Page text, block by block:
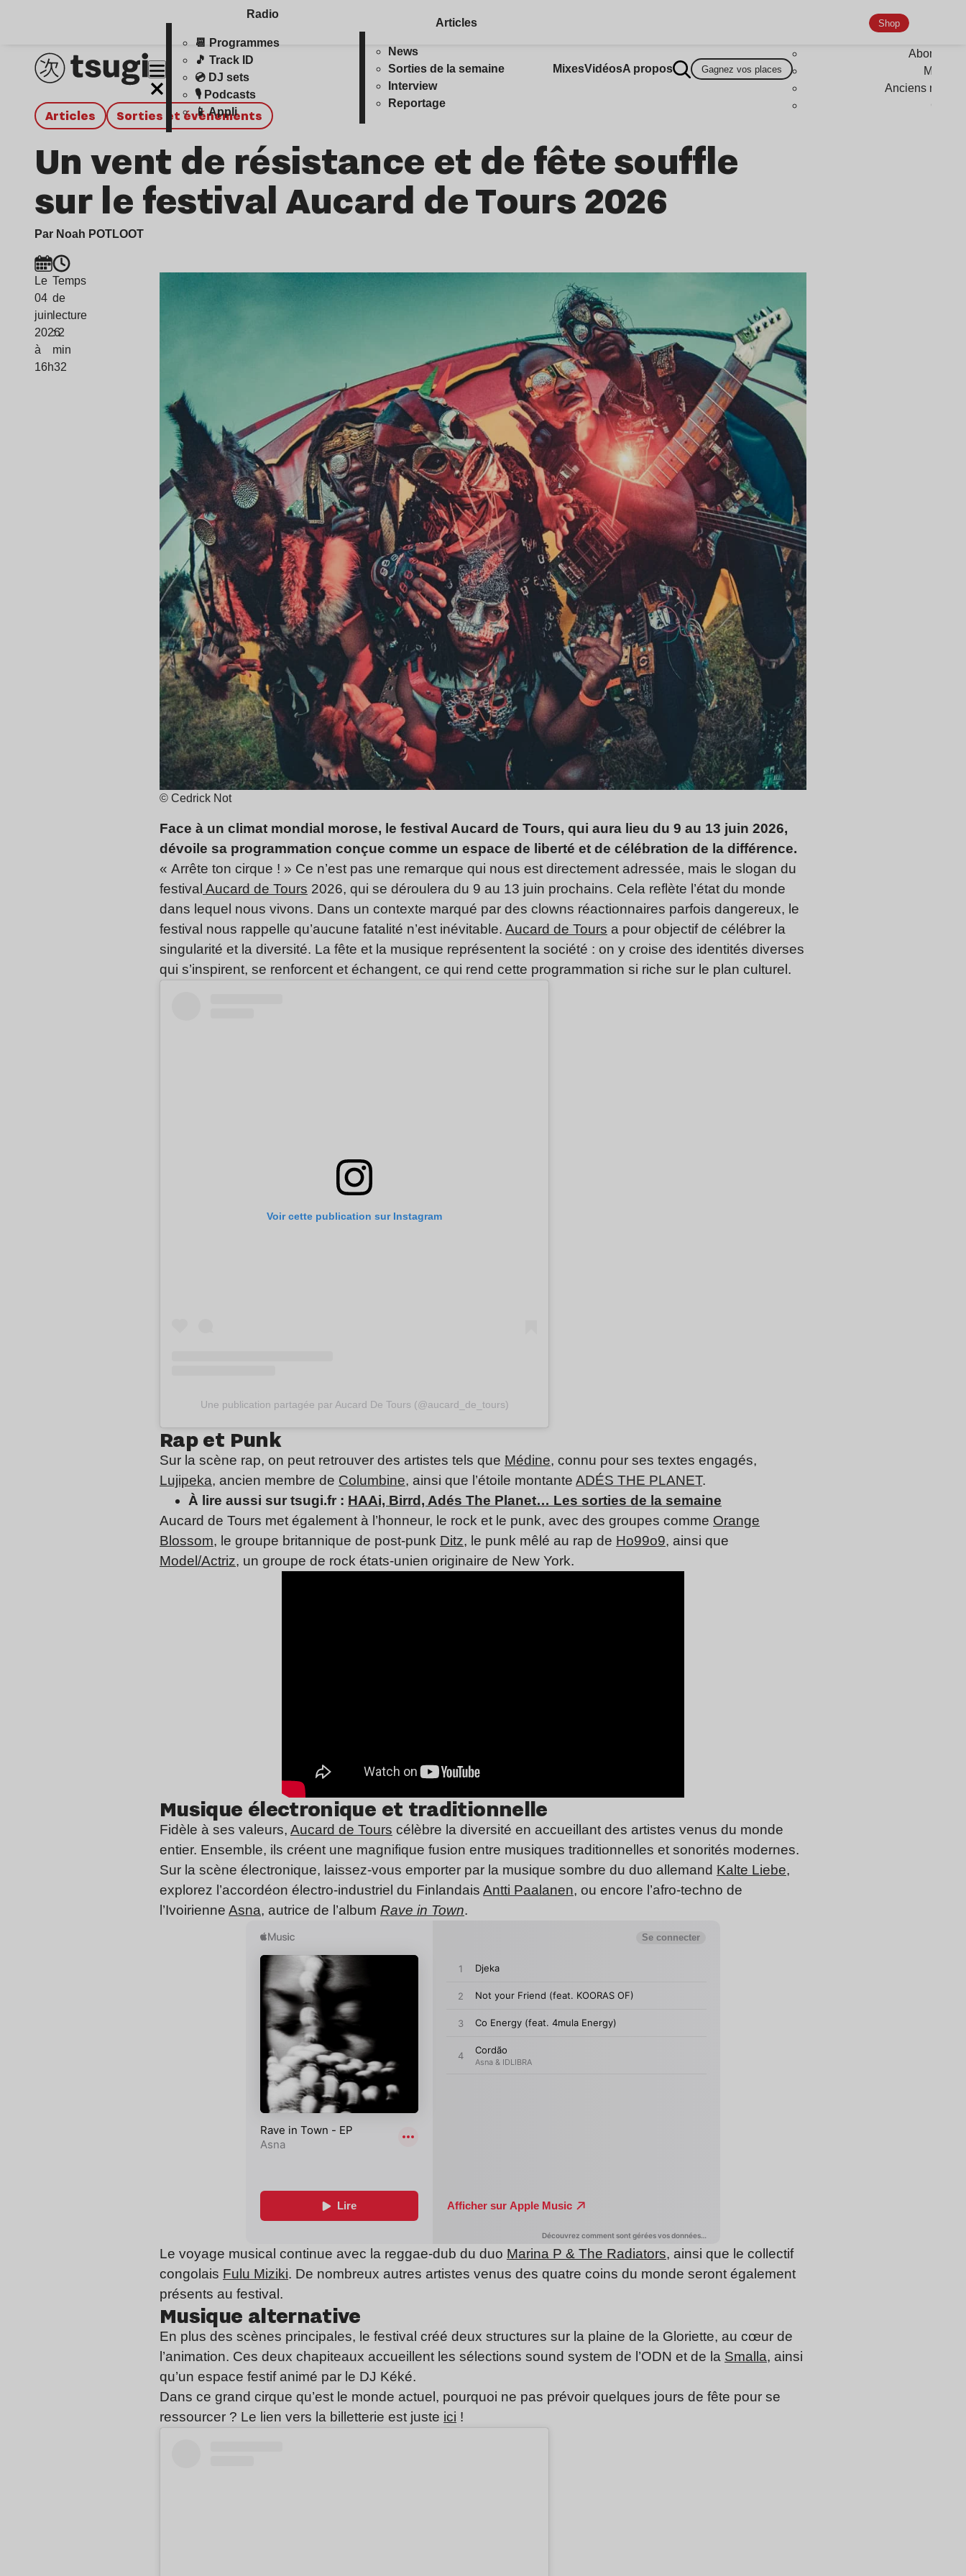
Radio
📆 Programmes
🎵 Track ID
💿 DJ sets
🎙️ Podcasts
📱 Appli
Articles
News
Sorties de la semaine
Interview
Reportage
MixesVidéosA propos Gagnez vos places
Shop
Anciens
Articles Sorties et événements
Un vent de résistance et de fête souffle
sur le festival Aucard de Tours 2026
Par Noah POTLOOT
Le
04
juin
2026
à
16h32
Temps
de
lecture
: 2
min
© Cedrick Not
Face à un climat mondial morose, le festival Aucard de Tours, qui aura lieu du 9 au 13 juin 2026,
dévoile sa programmation conçue comme un espace de liberté et de célébration de la différence.
« Arrête ton cirque ! » Ce n’est pas une remarque qui nous est directement adressée, mais le slogan du
festival Aucard de Tours 2026, qui se déroulera du 9 au 13 juin prochains. Cela reflète l’état du monde
dans lequel nous vivons. Dans un contexte marqué par des clowns réactionnaires parfois dangereux, le
festival nous rappelle qu’aucune fatalité n’est inévitable. Aucard de Tours a pour objectif de célébrer la
singularité et la diversité. La fête et la musique représentent la société : on y croise des identités diverses
qui s’inspirent, se renforcent et échangent, ce qui rend cette programmation si riche sur le plan culturel.
Voir cette publication sur Instagram
Une publication partagée par Aucard De Tours (@aucard_de_tours)
Rap et Punk
Sur la scène rap, on peut retrouver des artistes tels que Médine, connu pour ses textes engagés,
Lujipeka, ancien membre de Columbine, ainsi que l’étoile montante ADÉS THE PLANET.
À lire aussi sur tsugi.fr : HAAi, Birrd, Adés The Planet… Les sorties de la semaine
Aucard de Tours met également à l’honneur, le rock et le punk, avec des groupes comme Orange
Blossom, le groupe britannique de post-punk Ditz, le punk mêlé au rap de Ho99o9, ainsi que
Model/Actriz, un groupe de rock états-unien originaire de New York.
Musique électronique et traditionnelle
Fidèle à ses valeurs, Aucard de Tours célèbre la diversité en accueillant des artistes venus du monde
entier. Ensemble, ils créent une magnifique fusion entre musiques traditionnelles et sonorités modernes.
Sur la scène électronique, laissez-vous emporter par la musique sombre du duo allemand Kalte Liebe,
explorez l’accordéon électro-industriel du Finlandais Antti Paalanen, ou encore l’afro-techno de
l’Ivoirienne Asna, autrice de l’album Rave in Town.
Le voyage musical continue avec la reggae-dub du duo Marina P & The Radiators, ainsi que le collectif
congolais Fulu Miziki. De nombreux autres artistes venus des quatre coins du monde seront également
présents au festival.
Musique alternative
En plus des scènes principales, le festival créé deux structures sur la plaine de la Gloriette, au cœur de
l’animation. Ces deux chapiteaux accueillent les sélections sound system de l’ODN et de la Smalla, ainsi
qu’un espace festif animé par le DJ Kéké.
Dans ce grand cirque qu’est le monde actuel, pourquoi ne pas prévoir quelques jours de fête pour se
ressourcer ? Le lien vers la billetterie est juste ici !